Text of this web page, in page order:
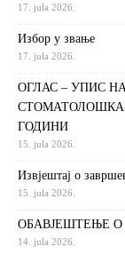
17. jula 2026.
Избор у звање
17. jula 2026.
ОГЛАС – УПИС
СТОМАТОЛОШКА
ГОДИНИ
15. jula 2026.
Извjeштaj o
15. jula 2026.
ОБАВЈЕШТЕЊЕ О
14. jula 2026.